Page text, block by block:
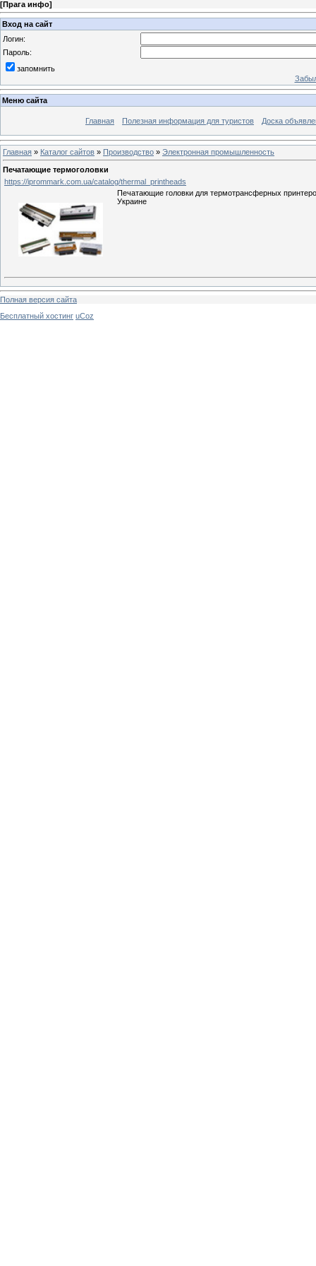
[Прага инфо]
Вход на сайт
Логин:
Пароль:
запомнить
Меню сайта
Главная Полезная информация для туристов Доска
Главная » Каталог сайтов » Производство » Электронная промышленность
Печатающие термоголовки
https://iprommark.com.ua/catalog/thermal_printheads
Печатающие головки для термотрансферных
Украине
Полная версия сайта
Бесплатный хостинг uCoz